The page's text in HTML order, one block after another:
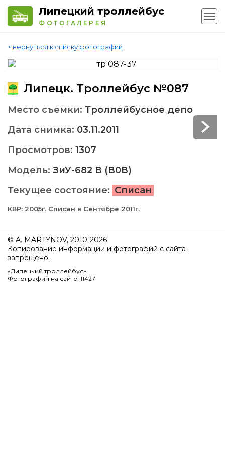
Липецкий троллейбус
ФОТОГАЛЕРЕЯ
< вернуться к списку фотографий
Липецк. Троллейбус №087
Место съемки: Троллейбусное депо
Дата снимка: 03.11.2011
Просмотров: 1307
Модель: ЗиУ-682 В (В0В)
Текущее состояние: Списан
КВР: 2005г. Списан в Сентябре 2011г.
© A. MARTYNOV, 2010-2026
Копирование информации и фотографий с сайта
запрещено.
«Липецкий троллейбус»
Фотографий на сайте: 11427